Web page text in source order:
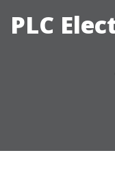
PLC